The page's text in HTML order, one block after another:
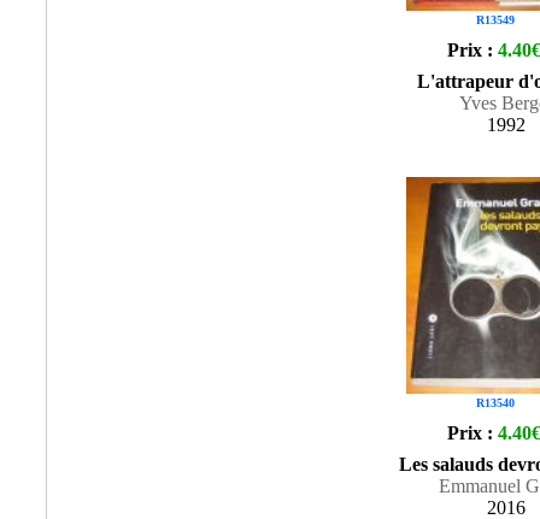
R13549
Prix : 4.40€
L'attrapeur
Yves
1992
R13540
Prix : 4.40€
Les salauds
Emmanuel
2016